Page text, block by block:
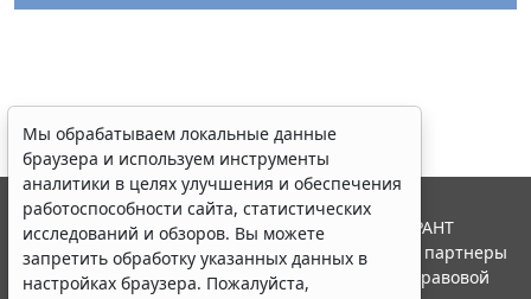
Мы обрабатываем локальные данные
браузера и используем инструменты
аналитики в целях улучшения и обеспечения
работоспособности сайта, статистических
исследований и обзоров. Вы можете
запретить обработку указанных данных в
настройках браузера. Пожалуйста,
© ООО "НПП "ГАРАНТ-СЕРВИС", 2026. Система ГАРАНТ
выпускается с 1990 года. Компания "Гарант" и ее партнеры
являются участниками Российской ассоциации правовой